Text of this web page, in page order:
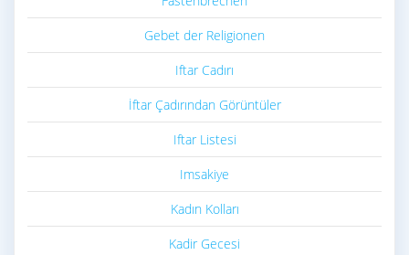
Gebet der Religionen
Iftar Cadırı
İftar Çadırından Görüntüler
Iftar Listesi
Imsakiye
Kadın Kolları
Kadir Gecesi